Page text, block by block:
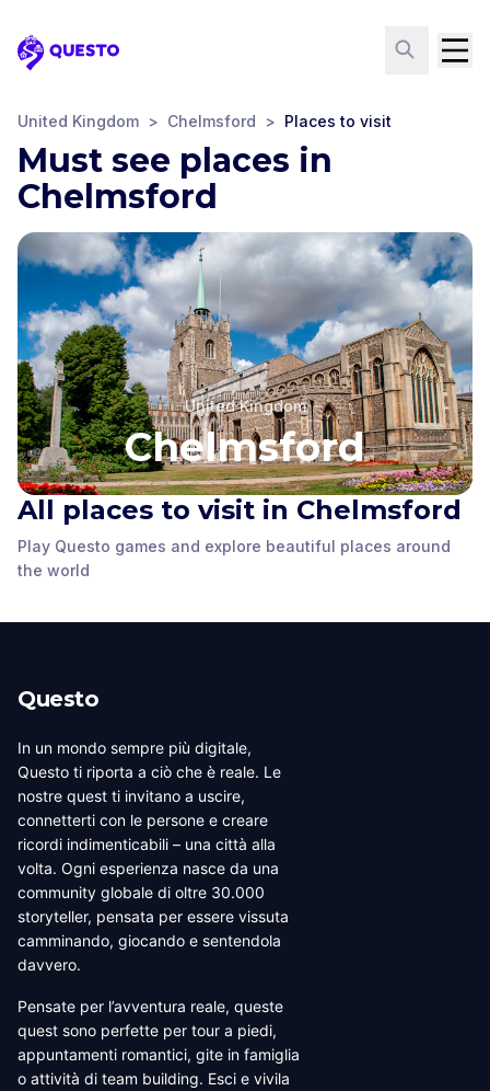
Questo
United Kingdom > Chelmsford > Places to visit
Must see places in
Chelmsford
United Kingdom
Chelmsford
All places to visit in Chelmsford
Play Questo games and explore beautiful places around
the world
First Wireless Factory
in the World
Chelmsford,United
Kingdom
Regent Theatre
Chelmsford,United
Stone Bridge
Chelmsford
Questo
In un mondo sempre più digitale,
Questo ti riporta a ciò che è reale. Le
nostre quest ti invitano a uscire,
connetterti con le persone e creare
ricordi indimenticabili – una città alla
volta. Ogni esperienza nasce da una
community globale di oltre 30.000
storyteller, pensata per essere vissuta
camminando, giocando e sentendola
davvero.
Pensate per l’avventura reale, queste
quest sono perfette per tour a piedi,
appuntamenti romantici, gite in famiglia
o attività di team building. Esci e vivila